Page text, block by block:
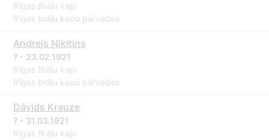
Rīgas Brāļu kapi
Rīgas brāļu kapu pārvades
Andrejs Ņikitins
? - 23.02.1921
Rīgas Brāļu kapi
Rīgas brāļu kapu pārvades
Dāvids Krauze
? - 31.03.1921
Rīgas Brāļu kapi